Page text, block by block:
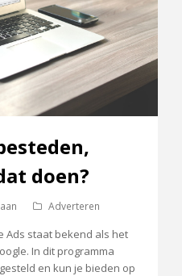
doen?
Adverteren
Ads staat bekend als het
In dit programma
en kun je bieden op